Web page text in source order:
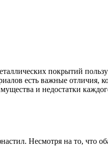
покрытий
есть важные отличия,
и недостатки
Несмотря на то, что